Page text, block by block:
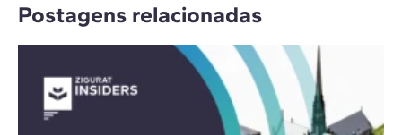
Postagens relacionadas